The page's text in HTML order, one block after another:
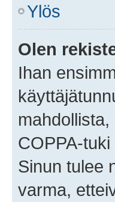
Ylös
Olen
Ihan
COPPA-
Sinun tulee
varma,